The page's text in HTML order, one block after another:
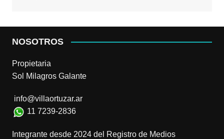
NOSOTROS
Propietaria
Sol Milagros Galante
info@villaortuzar.ar
11 7239-2836
Integrante desde 2024 del Registro de Medios